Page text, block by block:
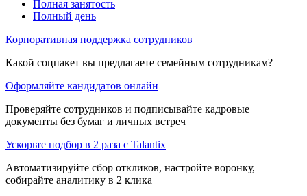
Полная занятость
Полный день
Корпоративная поддержка сотрудников
Какой соцпакет вы предлагаете семейным сотрудникам?
Оформляйте кандидатов онлайн
Проверяйте сотрудников и подписывайте кадровые
документы без бумаг и личных встреч
Ускорьте подбор в 2 раза с Talantix
Автоматизируйте сбор откликов, настройте воронку,
собирайте аналитику в 2 клика